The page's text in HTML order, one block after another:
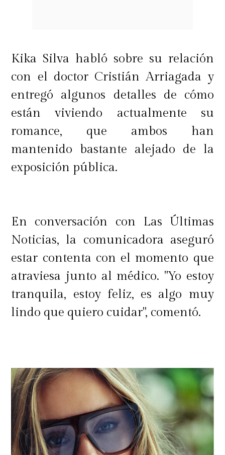
expareja. Así que también sé que
estar en público no te detiene",
manifestó.
Finalmente, García Huidobro cerró
su mensaje dejando en claro que no
tiene intención de entrar en una
"Nunca te voy a contestar porque me
das miedo. A mí a la dama de hierro.
Nunca te voy a contestar. No quiero
que me pegues de vuelta. Con esto yo
trabajo",sentenció.
Kika Silva habló sobre su relación
con el doctor Cristián Arriagada y
entregó algunos detalles de cómo
están viviendo actualmente su
romance, que ambos han
mantenido bastante alejado de la
exposición pública.
En conversación con Las Últimas
Noticias, la comunicadora aseguró
estar contenta con el momento que
atraviesa junto al médico. "Yo estoy
tranquila, estoy feliz, es algo muy
lindo que quiero cuidar", comentó.